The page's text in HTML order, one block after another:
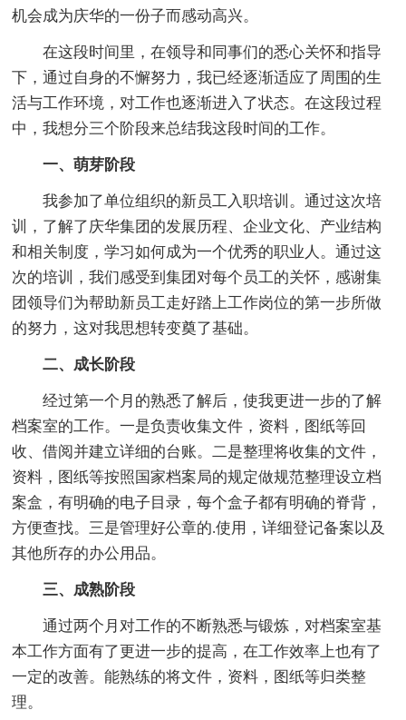
机会成为庆华的一份子而感动高兴。
在这段时间里，在领导和同事们的悉心关怀和指导
下，通过自身的不懈努力，我已经逐渐适应了周围的生
活与工作环境，对工作也逐渐进入了状态。在这段过程
中，我想分三个阶段来总结我这段时间的工作。
一、萌芽阶段
我参加了单位组织的新员工入职培训。通过这次培
训，了解了庆华集团的发展历程、企业文化、产业结构
和相关制度，学习如何成为一个优秀的职业人。通过这
次的培训，我们感受到集团对每个员工的关怀，感谢集
团领导们为帮助新员工走好踏上工作岗位的第一步所做
的努力，这对我思想转变奠了基础。
二、成长阶段
经过第一个月的熟悉了解后，使我更进一步的了解
档案室的工作。一是负责收集文件，资料，图纸等回
收、借阅并建立详细的台账。二是整理将收集的文件，
资料，图纸等按照国家档案局的规定做规范整理设立档
案盒，有明确的电子目录，每个盒子都有明确的脊背，
方便查找。三是管理好公章的.使用，详细登记备案以及
其他所存的办公用品。
三、成熟阶段
通过两个月对工作的不断熟悉与锻炼，对档案室基
本工作方面有了更进一步的提高，在工作效率上也有了
一定的改善。能熟练的将文件，资料，图纸等归类整
理。